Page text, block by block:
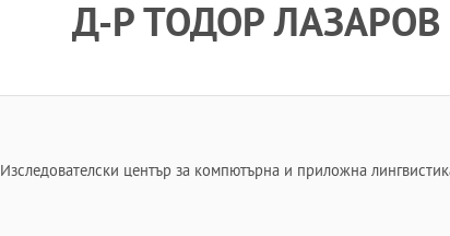
Д-Р ТОДОР ЛАЗАРОВ
Изследователски център за компютърна и приложна